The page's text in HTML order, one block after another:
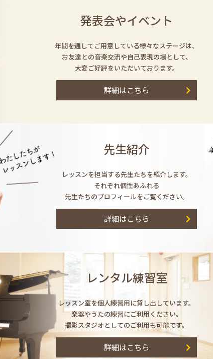
発表会やイベント
年間を通してご用意している様々なステージは、
お友達との音楽交流や自己表現の場として、
大変ご好評をいただいております。
詳細はこちら
先生紹介
レッスンを担当する先生たちを紹介します。
それぞれ個性あふれる
先生たちのプロフィールをご覧ください。
詳細はこちら
レンタル練習室
レッスン室を個人練習用に貸し出しています。
楽器やうたの練習にご利用ください。
撮影スタジオとしてのご利用も可能です。
詳細はこちら